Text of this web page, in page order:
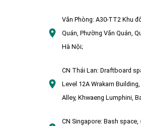
Văn Phòng:A30-TT2 Khu
Quán, Phường Văn Quán,
Hà Nội;
CN Thái Lan: Draftboard
Level 12A Wrakarn
Alley, Khwaeng Lumphini,
CN Singapore: Bash space,